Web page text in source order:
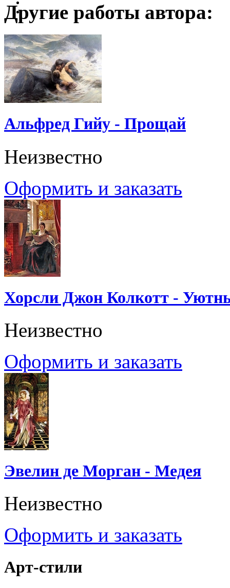
Другие работы автора:
Альфред Гийу - Прощай
Неизвестно
Оформить и заказать
Хорсли Джон Колкотт -
Неизвестно
Оформить и заказать
Эвелин де Морган - Медея
Неизвестно
Оформить и заказать
Арт-стили